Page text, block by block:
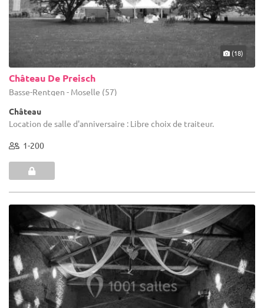
(18)
Château De Preisch
Basse-Rentgen - Moselle (57)
Château
Location de salle d'anniversaire : Libre choix de traiteur.
1-200